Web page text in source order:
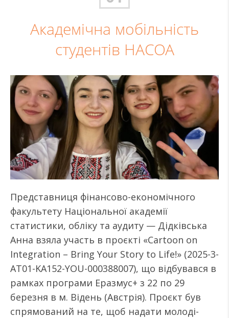
Академічна мобільність
студентів НАСОА
Представниця фінансово-економічного
факультету Національної академії
статистики, обліку та аудиту — Дідківська
Анна взяла участь в проєкті «Cartoon on
Integration – Bring Your Story to Life!» (2025-3-
AT01-KA152-YOU-000388007), що відбувався в
рамках програми Еразмус+ з 22 по 29
березня в м. Відень (Австрія). Проєкт був
спрямований на те, щоб надати молоді-